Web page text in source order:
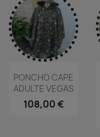
PONCHO CAPE
ADULTE VEGAS
108,00 €